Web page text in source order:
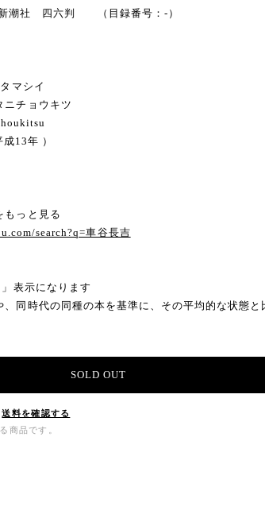
潮社 四六判 （目録番号：-）
マシイ
ニチョウキツ
13年 ）
っと見る
search?q=車谷長吉
表示になります
同時代の同種の本を基準に、その平均的な状態と
SOLD OUT
送料を確認する
商品です。